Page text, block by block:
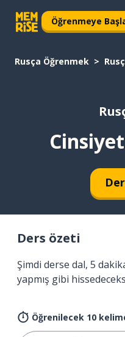
Öğrenmeye
Rusça Öğrenmek
Ders özeti
Şimdi derse dal, 5
yapmış gibi
Öğrenilecek 10